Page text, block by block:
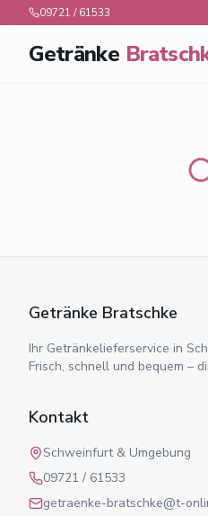
09721 / 61533
Getränke
Getränke Bratschke
Ihr Getränkelieferservice in
Frisch, schnell und bequem –
Kontakt
Schweinfurt & Umgebung
09721 / 61533
getraenke-bratschke@t-